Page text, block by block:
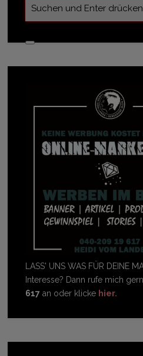
LASS' UNS WAS FÜR DEINE
Interesse? Dann rufe mich
617 an oder klicke hier.